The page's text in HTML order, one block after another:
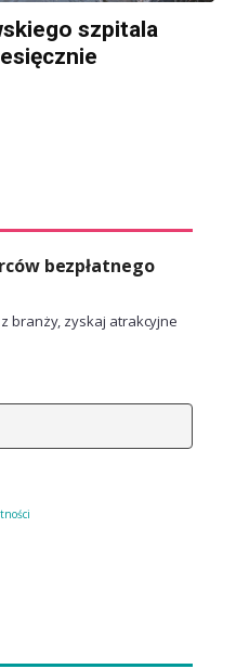
szpitala
bezpłatnego
branży, zyskaj atrakcyjne